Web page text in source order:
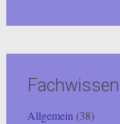
Fachwissen
Allgemein(38)